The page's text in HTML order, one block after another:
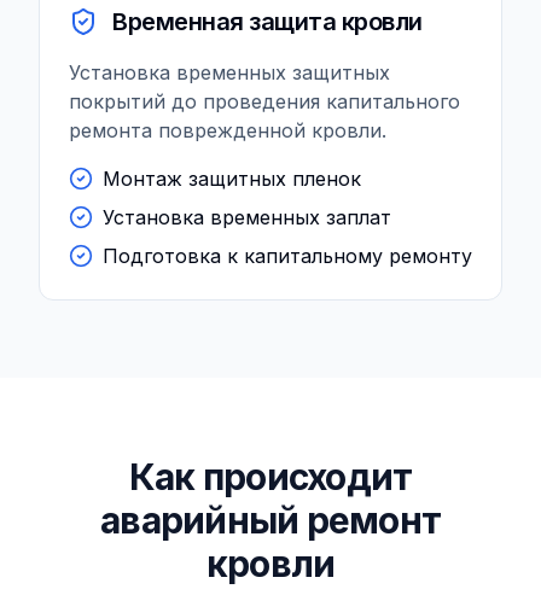
Временная защита кровли
Установка временных защитных
покрытий до проведения капитального
ремонта поврежденной кровли.
Монтаж защитных пленок
Установка временных заплат
Подготовка к капитальному ремонту
Как происходит
аварийный ремонт
кровли